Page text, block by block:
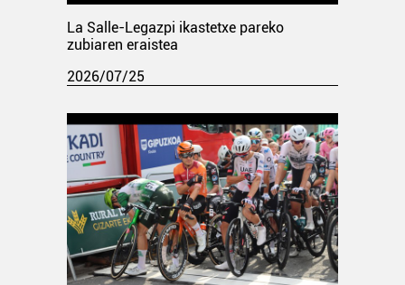
La Salle-Legazpi ikastetxe pareko
zubiaren eraistea
2026/07/25